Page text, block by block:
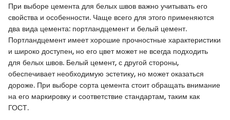
При выборе цемента для белых швов важно учитывать его
свойства и особенности. Чаще всего для этого применяются
два вида цемента: портландцемент и белый цемент.
Портландцемент имеет хорошие прочностные характеристики
и широко доступен, но его цвет может не всегда подходить
для белых швов. Белый цемент, с другой стороны,
обеспечивает необходимую эстетику, но может оказаться
дороже. При выборе сорта цемента стоит обращать внимание
на его маркировку и соответствие стандартам, таким как
ГОСТ.